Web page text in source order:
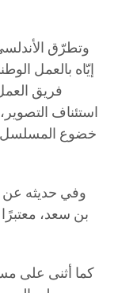
وتطرّق
إيّاه بالعمل
فريق
استئناف
خضوع المسلسل
وفي حديثه عن
بن سعد،
كما أثنى على